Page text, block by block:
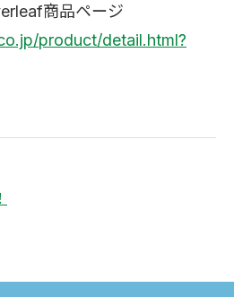
商品ページ
product/detail.html?